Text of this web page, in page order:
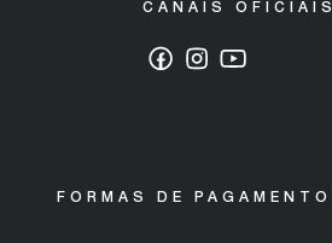
CANAIS OFICIAIS
FORMAS DE PAGAMENTO